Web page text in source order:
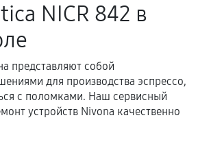
комплектующей заявленным
подтверждения
NICR 842 в
представляют собой
для производства эспрессо,
с поломками. Наш сервисный
устройств Nivona качественно